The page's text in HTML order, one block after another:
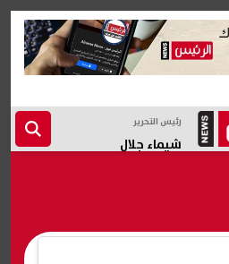
رئيس التحرير
شيماء جلال